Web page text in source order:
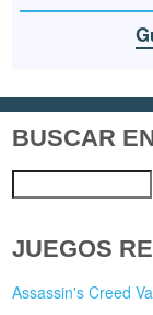
BUSCAR
JUEGOS
Assassin's Creed